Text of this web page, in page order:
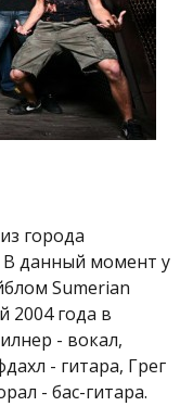
города
данный момент у
Sumerian
2004 года в
- вокал,
- гитара, Грег
- бас-гитара.